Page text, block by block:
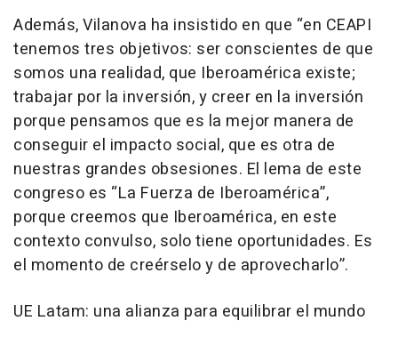
Además, Vilanova ha insistido en que “en CEAPI
tenemos tres objetivos: ser conscientes de que
somos una realidad, que Iberoamérica existe;
trabajar por la inversión, y creer en la inversión
porque pensamos que es la mejor manera de
conseguir el impacto social, que es otra de
nuestras grandes obsesiones. El lema de este
congreso es “La Fuerza de Iberoamérica”,
porque creemos que Iberoamérica, en este
contexto convulso, solo tiene oportunidades. Es
el momento de creérselo y de aprovecharlo”.
UE Latam: una alianza para equilibrar el mundo